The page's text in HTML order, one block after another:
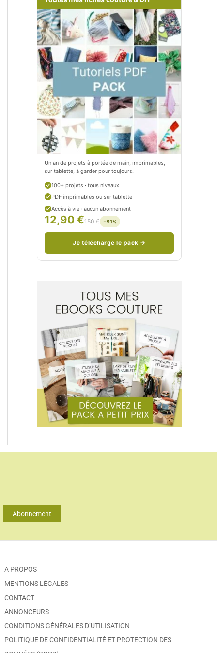
m
/
P
e
t
i
t
C
i
t
r
n
/
o
m
/
p
t
i
t
c
i
t
o
n
c
o
/
Un an de projets à portée de main, imprimables,
sur tablette, à garder pour toujours.
100+ projets · tous niveaux
PDF imprimables ou sur tablette
Accès à vie · aucun abonnement
12,90 €150 € −91%
Je télécharge le pack →
Abonnement
A PROPOS
MENTIONS LÉGALES
CONTACT
ANNONCEURS
CONDITIONS GÉNÉRALES D’UTILISATION
POLITIQUE DE CONFIDENTIALITÉ ET PROTECTION DES